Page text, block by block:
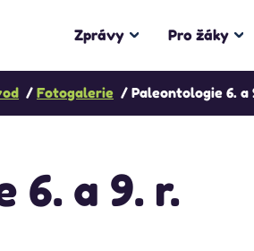
Zprávy Pro žáky
Fotogalerie Paleontologie 6. a
6. a 9. r.